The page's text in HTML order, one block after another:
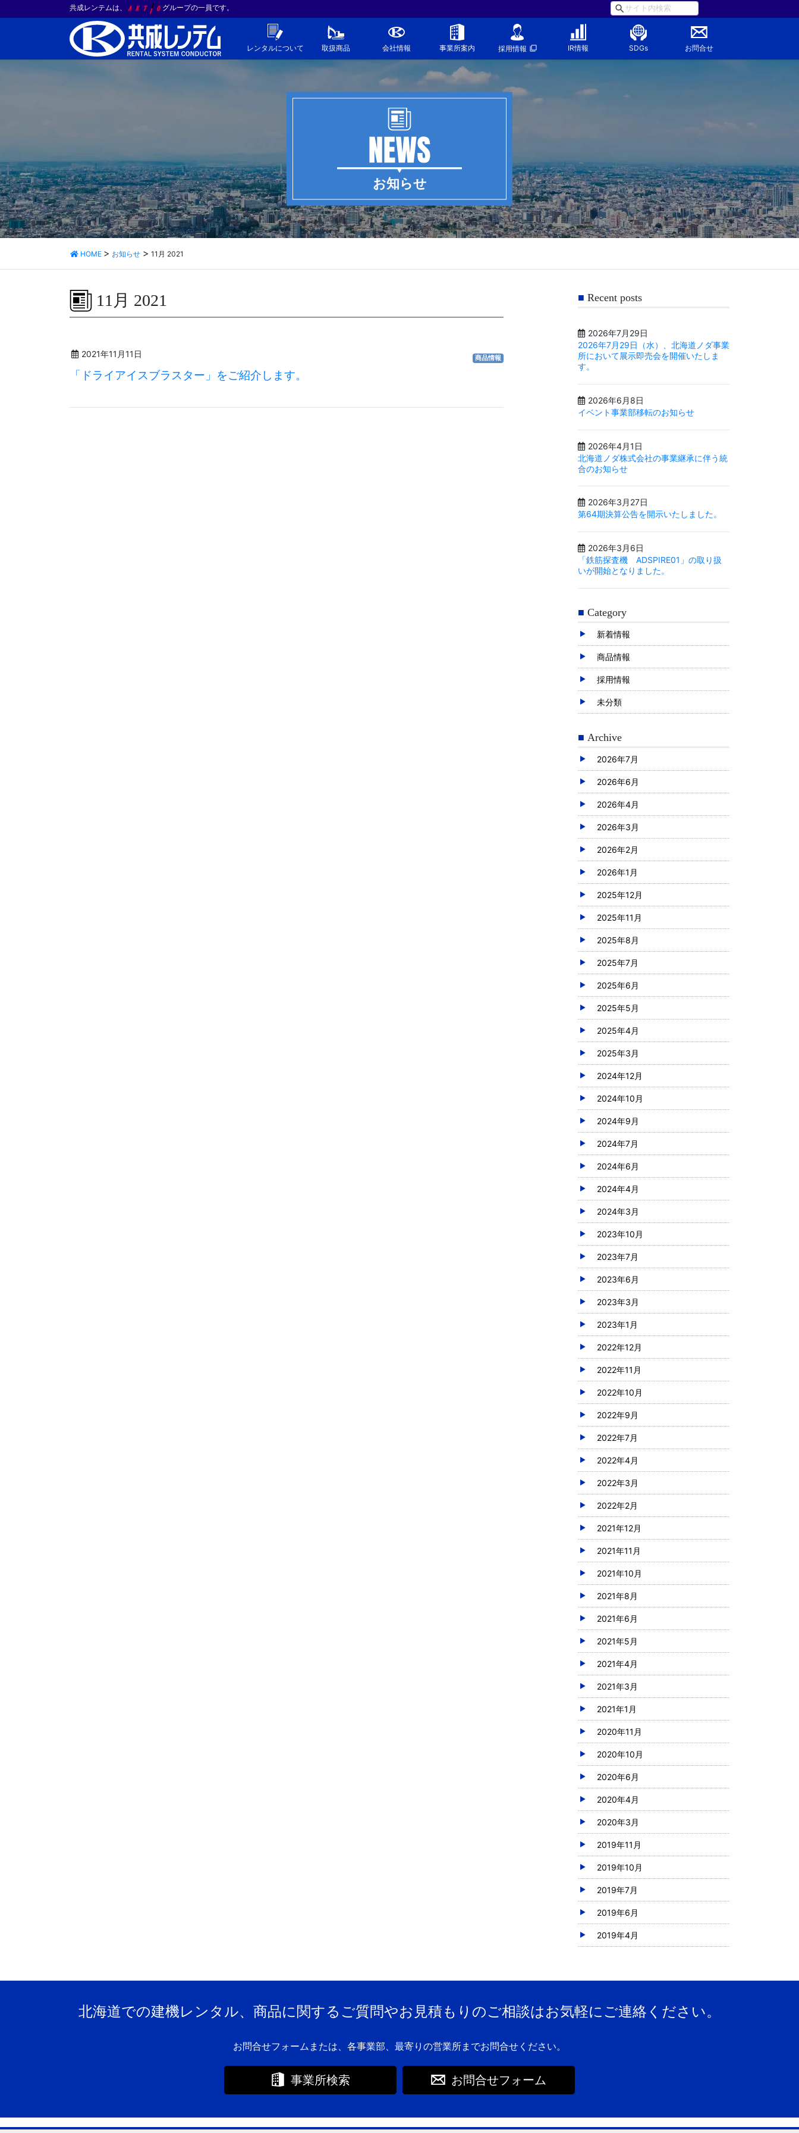
レンタルについて 取扱商品 会社情報 事業所案内 採用情報 IR情報 SDGs お問合せ
共成レンテムは、 グループの一員です。
お知らせ
HOME お知らせ 11月 2021
11月 2021
2021年11月11日 商品情報
「ドライアイスブラスター」をご紹介します。
Recent posts
2026年7月29日
2026年7月29日（水）、北海道ノダ事業
所において展示即売会を開催いたしま
す。
2026年6月8日
イベント事業部移転のお知らせ
2026年4月1日
北海道ノダ株式会社の事業継承に伴う統
合のお知らせ
2026年3月27日
第64期決算公告を開示いたしました。
2026年3月6日
「鉄筋探査機 ADSPIRE01」の取り扱
いが開始となりました。
Category
新着情報
商品情報
採用情報
未分類
Archive
2026年7月
2026年6月
2026年4月
2026年3月
2026年2月
2026年1月
2025年12月
2025年11月
2025年8月
2025年7月
2025年6月
2025年5月
2025年4月
2025年3月
2024年12月
2024年10月
2024年9月
2024年7月
2024年6月
2024年4月
2024年3月
2023年10月
2023年7月
2023年6月
2023年3月
2023年1月
2022年12月
2022年11月
2022年10月
2022年9月
2022年7月
2022年4月
2022年3月
2022年2月
2021年12月
2021年11月
2021年10月
2021年8月
2021年6月
2021年5月
2021年4月
2021年3月
2021年1月
2020年11月
2020年10月
2020年6月
2020年4月
2020年3月
2019年11月
2019年10月
2019年7月
2019年6月
2019年4月
北海道での建機レンタル、商品に関するご質問やお見積もりのご相談はお気軽にご連絡ください。
お問合せフォームまたは、各事業部、最寄りの営業所までお問合せください。
事業所検索 お問合せフォーム